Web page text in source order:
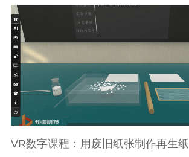
VR数字课程：用废旧纸张制作再生纸